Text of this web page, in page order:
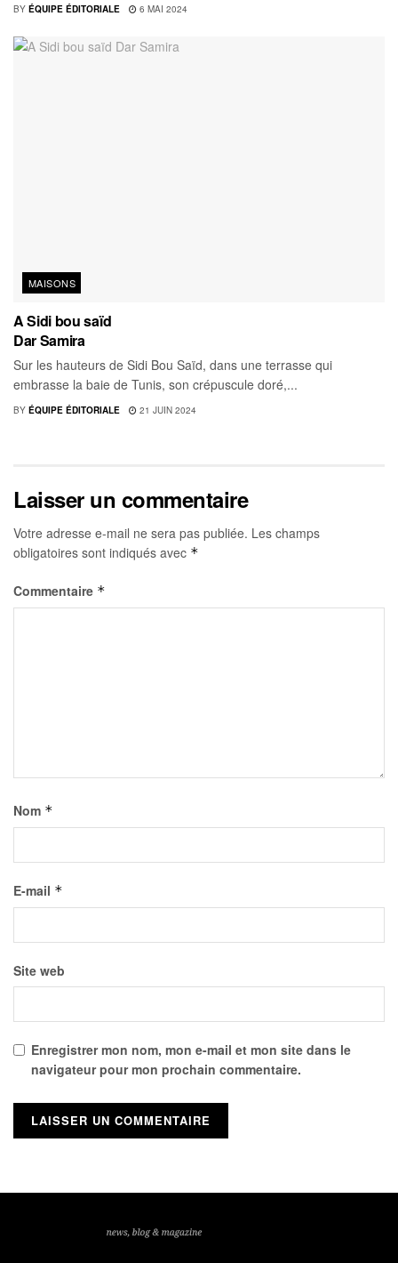
BY ÉQUIPE ÉDITORIALE 6 MAI 2024
MAISONS
A Sidi bou saïd
Dar Samira
Sur les hauteurs de Sidi Bou Saïd, dans une terrasse qui
embrasse la baie de Tunis, son crépuscule doré,...
BY ÉQUIPE ÉDITORIALE 21 JUIN 2024
Laisser un commentaire
Votre adresse e-mail ne sera pas publiée. Les champs
obligatoires sont indiqués avec *
Commentaire *
Nom *
E-mail *
Site web
Enregistrer mon nom, mon e-mail et mon site dans le
navigateur pour mon prochain commentaire.